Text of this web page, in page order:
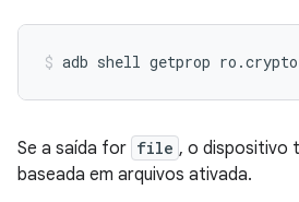
Se a saída for file , o dispositivo
baseada em arquivos ativada.